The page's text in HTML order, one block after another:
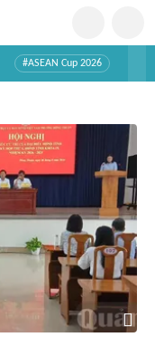
#ASEAN Cup 2026